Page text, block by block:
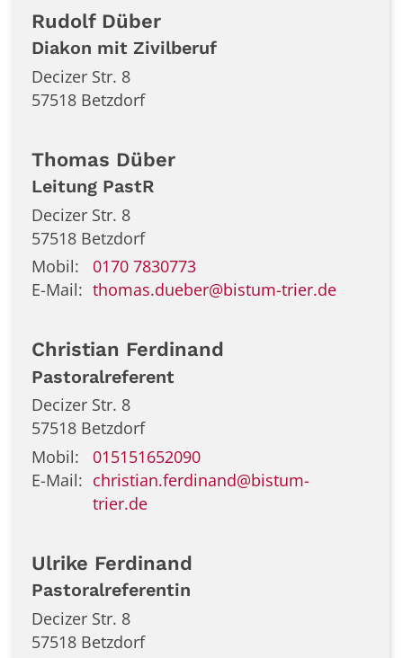
RudolfDüber
Diakon mit Zivilberuf
Decizer Str. 8
57518 Betzdorf
Thomas Düber
Leitung PastR
Decizer Str. 8
57518 Betzdorf
Mobil:
0170 7830773
E-Mail: thomas.dueber@bistum-trier.de
Christian Ferdinand
Pastoralreferent
Decizer Str. 8
57518 Betzdorf
Mobil:
015151652090
E-Mail: christian.ferdinand@bistum-
trier.de
Ulrike Ferdinand
Pastoralreferentin
Decizer Str. 8
57518 Betzdorf